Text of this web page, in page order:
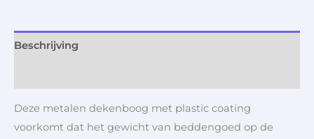
Beschrijving
Deze metalen dekenboog met plastic coating
voorkomt dat het gewicht van beddengoed op de